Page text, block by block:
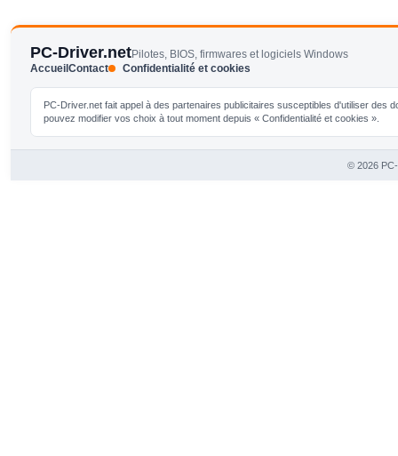
PC-Driver.netPilotes, BIOS, firmwares et logiciels Windows
AccueilContact Confidentialité et cookies
PC-Driver.net fait appel à des partenaires publicitaires susceptibles d'utiliser
pouvez modifier vos choix à tout moment depuis « Confidentialité et cookies ».
© 2026